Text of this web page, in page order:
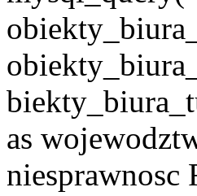
as
niesprawnosc